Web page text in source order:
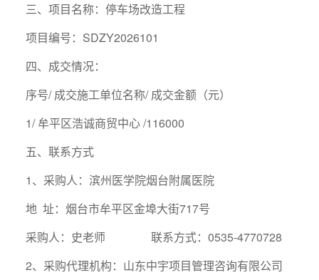
三、项目名称：停车场改造工程
项目编号：SDZY2026101
四、成交情况：
序号/成交施工单位名称/成交金额（元）
1/牟平区浩诚商贸中心/116000
五、联系方式
1、采购人：滨州医学院烟台附属医院
地 址：烟台市牟平区金埠大街717号
采购人：史老师 联系方式：0535-4770728
2、采购代理机构：山东中宇项目管理咨询有限公司